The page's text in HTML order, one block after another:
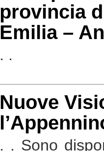
provincia
Emilia –
. .
Nuove
. . Sono